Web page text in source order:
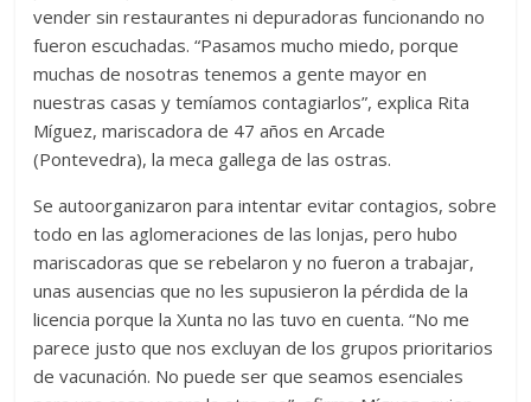
vender sin restaurantes ni depuradoras funcionando no
fueron escuchadas. “Pasamos mucho miedo, porque
muchas de nosotras tenemos a gente mayor en
nuestras casas y temíamos contagiarlos”, explica Rita
Míguez, mariscadora de 47 años en Arcade
(Pontevedra), la meca gallega de las ostras.
Se autoorganizaron para intentar evitar contagios, sobre
todo en las aglomeraciones de las lonjas, pero hubo
mariscadoras que se rebelaron y no fueron a trabajar,
unas ausencias que no les supusieron la pérdida de la
licencia porque la Xunta no las tuvo en cuenta. “No me
parece justo que nos excluyan de los grupos prioritarios
de vacunación. No puede ser que seamos esenciales